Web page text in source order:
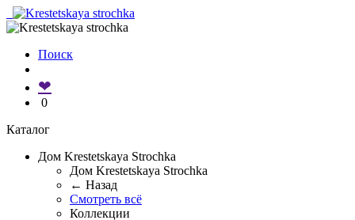
Поиск
❤
0
Каталог
Дом Krestetskaya Strochka
Дом Krestetskaya Strochka
← Назад
Смотреть всё
Коллекции